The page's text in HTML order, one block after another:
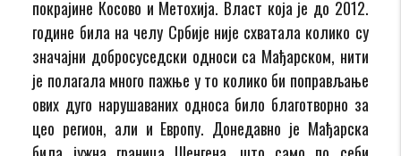
покрајине Косово и Метохија. Власт која је до 2012.
године била на челу Србије није схватала колико су
значајни добросуседски односи са Мађарском, нити
је полагала много пажње у то колико би поправљање
ових дуго нарушаваних односа било благотворно за
цео регион, али и Европу. Донедавно је Мађарска